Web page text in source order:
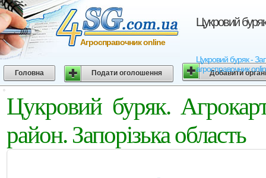
Цукровий
Цукровий буряк -
агросправочник
Агросправочник online
Головна Подати оголошення Добавити
Цукровий буряк.
район. Запорізька область